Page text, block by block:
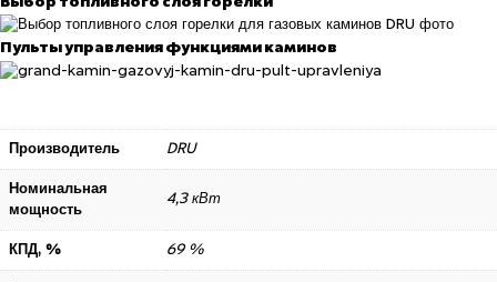
Пульты управления функциями каминов
Производитель DRU
Номинальная
мощность
4,3 кВт
КПД, % 69 %